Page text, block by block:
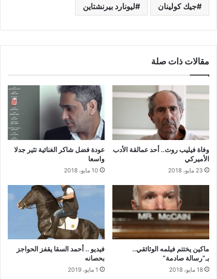
جيك كولينان ليونارد بيرنشتاين
مقالات ذات صلة
وفاة فيليب روث.. أحد عمالقة الأدب
الأميركي
23 مايو، 2018
عودة فضل شاكر الغنائية تثير جدلا
واسعا
10 مايو، 2018
ماكين يختتم فيلمه الوثائقي..
بـ”رسالة صادمة”
18 مايو، 2018
فيديو .. أحمد السقا يقفز الحواجز
بحصانه
1 مايو، 2019